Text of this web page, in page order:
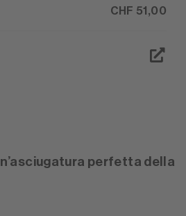
CHF 51,00
perfetta della